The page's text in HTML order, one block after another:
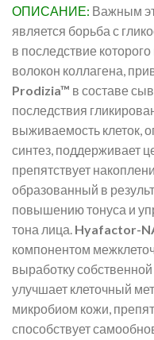
ОПИСАНИЕ: Важным
является борьба с
в последствие
волокон коллагена,
Prodizia™ в составе
последствия
выживаемость клеток,
синтез, поддерживает
препятствует
образованный в
повышению тонуса и
тона лица. Hyafactor-
компонентом
выработку
улучшает клеточный
микробиом кожи,
способствует